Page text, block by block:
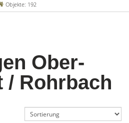
Objekte: 192
Ober-
/ Rohrbach